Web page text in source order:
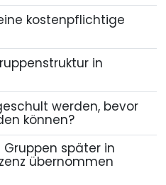
kostenpflichtige
in
werden, bevor
können?
später in
übernommen